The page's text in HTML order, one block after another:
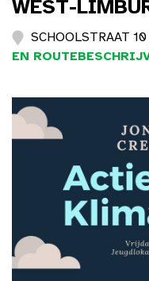
WEST-
SCHOOLSTRAAT
EN